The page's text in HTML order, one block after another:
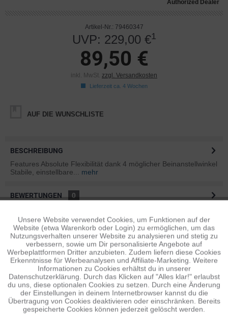
Authorized Dealer
Artikel-Nr.: 79460347
UVP: 229,00 €1
89,50 €
inkl. MwSt. zzgl. Versandkosten
Lieferzeit ca. 4 Wochen
AUF DIE WUNSCHLISTE
BESCHREIBUNG
Features Absolute Flexibilität dank 4 möglicher Beinanstellwinkel
Stabile, einstellbare...
mehr
BEWERTUNGEN
0
ÄHNLICHE ARTIKEL
Diese Artikel sind dem Produkt ähnlich ...mehr
Persönliche Empfehlungen
Funktionale Aktiv
Tracking Inaktiv
Personalisierung Inaktiv
Service Inaktiv
Unsere Website verwendet Cookies, um Funktionen auf der
Website (etwa Warenkorb oder Login) zu ermöglichen, um das
Nutzungsverhalten unserer Website zu analysieren und stetig zu
verbessern, sowie um Dir personalisierte Angebote auf
Werbeplattformen Dritter anzubieten. Zudem liefern diese Cookies
Erkenntnisse für Werbeanalysen und Affiliate-Marketing. Weitere
Informationen zu Cookies erhältst du in unserer
Datenschutzerklärung. Durch das Klicken auf "Alles klar!" erlaubst
du uns, diese optionalen Cookies zu setzen. Durch eine Änderung
der Einstellungen in deinem Internetbrowser kannst du die
Übertragung von Cookies deaktivieren oder einschränken. Bereits
gespeicherte Cookies können jederzeit gelöscht werden.